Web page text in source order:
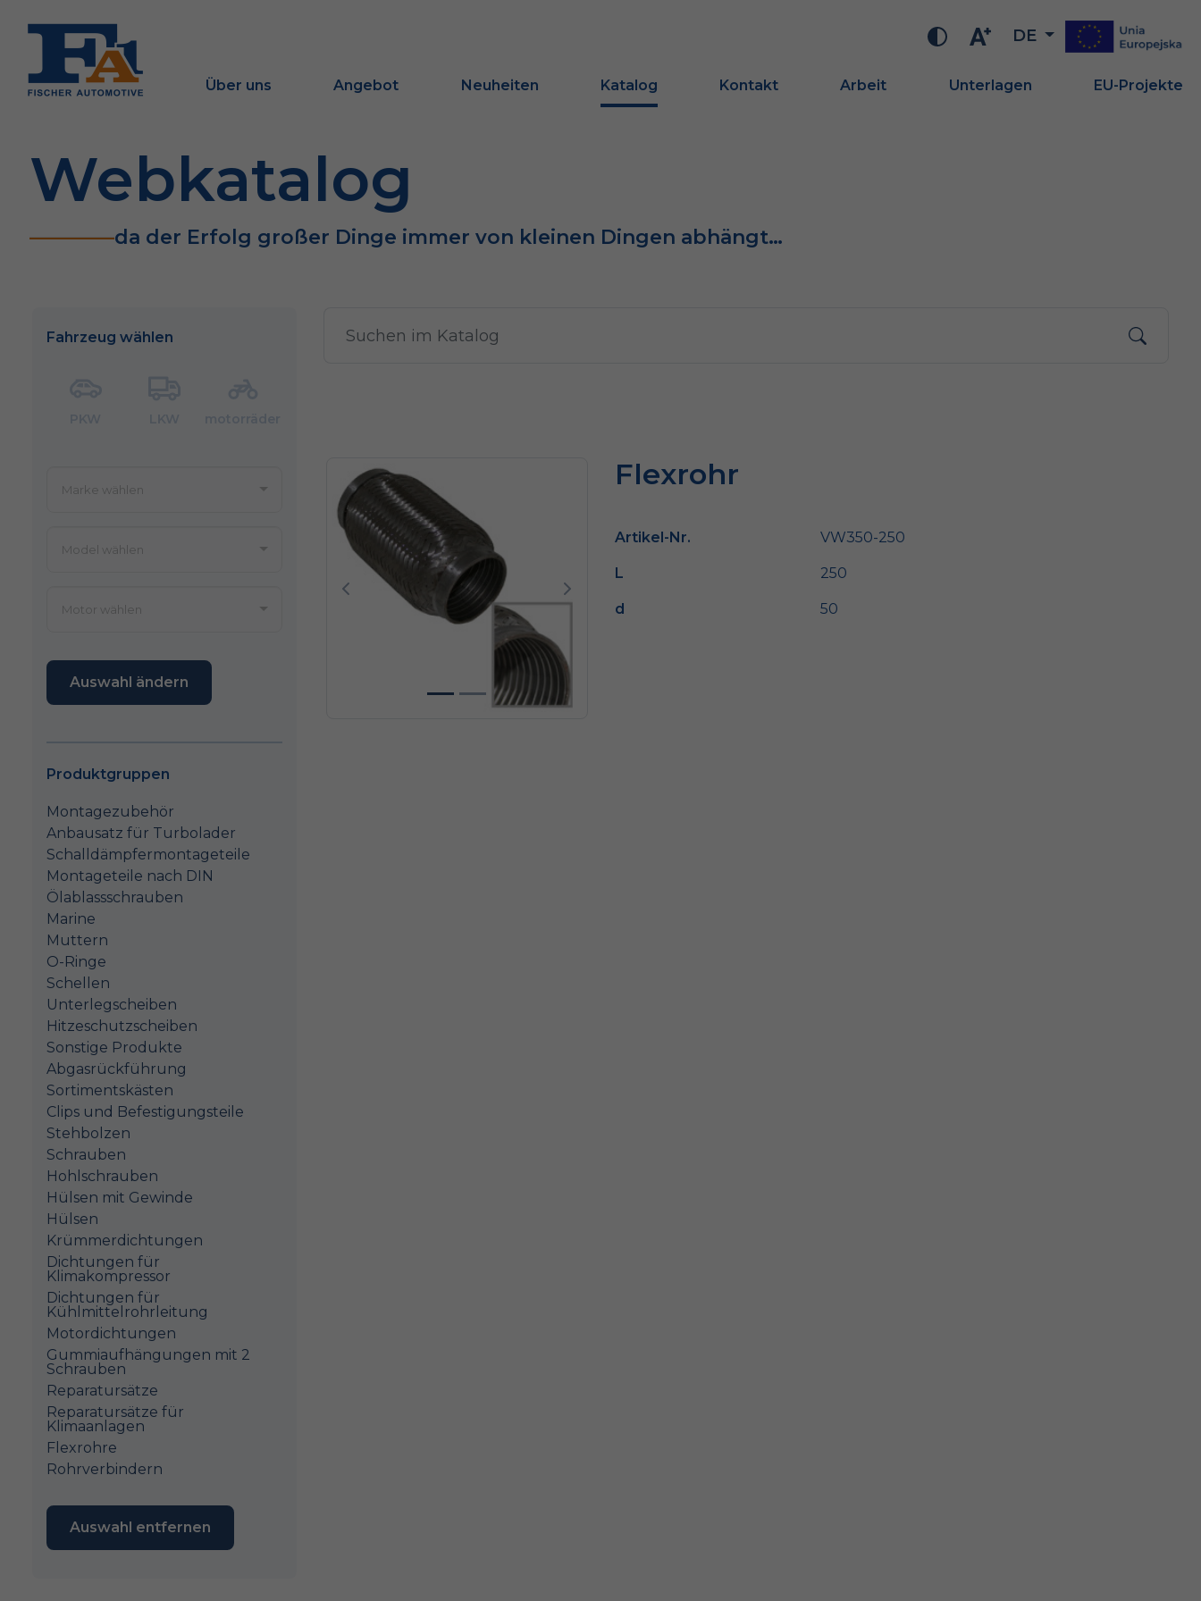
DE
Über uns Angebot Neuheiten Katalog Kontakt Arbeit Unterlagen EU-Projekte
Webkatalog
da der Erfolg großer Dinge immer von kleinen Dingen abhängt…
Fahrzeug wählen
Auswahl ändern
Produktgruppen
Montagezubehör
Anbausatz für Turbolader
Schalldämpfermontageteile
Montageteile nach DIN
Ölablassschrauben
Marine
Muttern
O-Ringe
Schellen
Unterlegscheiben
Hitzeschutzscheiben
Sonstige Produkte
Abgasrückführung
Sortimentskästen
Clips und Befestigungsteile
Stehbolzen
Schrauben
Hohlschrauben
Hülsen mit Gewinde
Hülsen
Krümmerdichtungen
Dichtungen für
Klimakompressor
Dichtungen für
Kühlmittelrohrleitung
Motordichtungen
Gummiaufhängungen mit 2
Schrauben
Reparatursätze
Reparatursätze für
Klimaanlagen
Flexrohre
Rohrverbindern
Auswahl entfernen
Poprzedni Następny
Flexrohr
Artikel-Nr. VW350-250
L 250
d 50